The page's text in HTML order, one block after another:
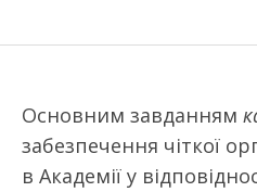
Основним завданням
забезпечення чіткої
в Академії у